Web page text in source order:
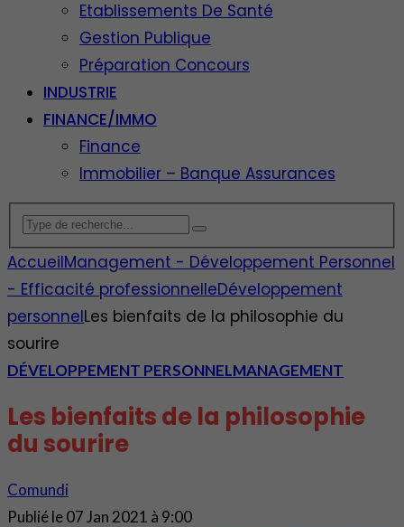
Etablissements De Santé
Gestion Publique
Préparation Concours
INDUSTRIE
FINANCE/IMMO
Finance
Immobilier – Banque Assurances
AccueilManagement - Développement Personnel
- Efficacité professionnelleDéveloppement
personnelLes bienfaits de la philosophie du
sourire
DÉVELOPPEMENT PERSONNELMANAGEMENT
Les bienfaits de la philosophie
du sourire
Comundi
Publié le07 Jan 2021 à 9:00